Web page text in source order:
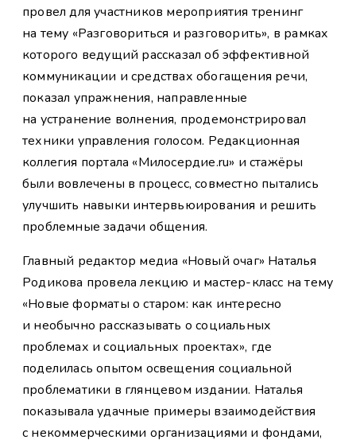
провел для участников мероприятия тренинг
на тему «Разговориться и разговорить», в рамках
которого ведущий рассказал об эффективной
коммуникации и средствах обогащения речи,
показал упражнения, направленные
на устранение волнения, продемонстрировал
техники управления голосом. Редакционная
коллегия портала «Милосердие.ru» и стажёры
были вовлечены в процесс, совместно пытались
улучшить навыки интервьюирования и решить
проблемные задачи общения.
Главный редактор медиа «Новый очаг» Наталья
Родикова провела лекцию и мастер-класс на тему
«Новые форматы о старом: как интересно
и необычно рассказывать о социальных
проблемах и социальных проектах», где
поделилась опытом освещения социальной
проблематики в глянцевом издании. Наталья
показывала удачные примеры взаимодействия
с некоммерческими организациями и фондами,